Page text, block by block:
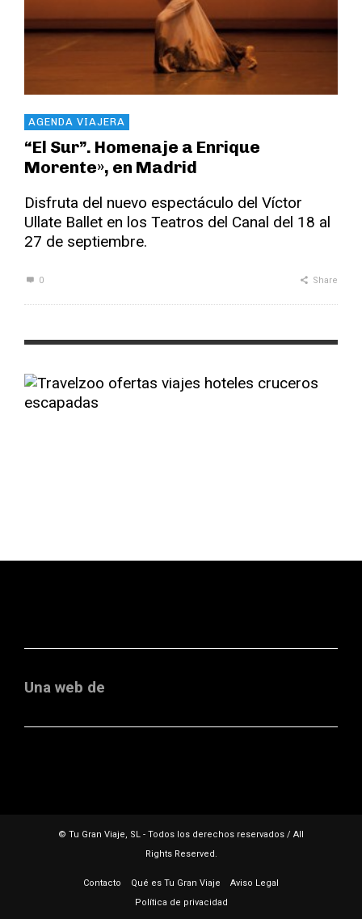
AGENDA VIAJERA
“El Sur”. Homenaje a Enrique
Morente», en Madrid
Disfruta del nuevo espectáculo del Víctor
Ullate Ballet en los Teatros del Canal del 18 al
27 de septiembre.
0 Share
Una web de
© Tu Gran Viaje, SL - Todos los derechos reservados / All
Rights Reserved.
Contacto Qué es Tu Gran Viaje
Aviso Legal
Política de privacidad